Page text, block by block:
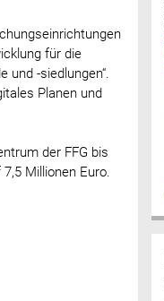
für die
und -siedlungen“.
Planen und
der FFG bis
Millionen Euro.